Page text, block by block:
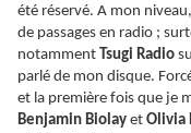
été réservé. A mon
de passages en radio ;
notamment Tsugi Radio
parlé de mon disque.
et la première fois que je
Benjamin Biolay et Olivia